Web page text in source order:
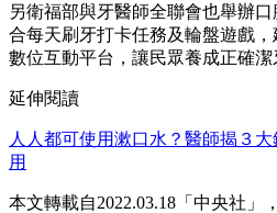
另衛福部與牙醫師全聯會也舉辦
合每天刷牙打卡任務及輪盤遊戲
數位互動平台，讓民眾養成正確潔
延伸閱讀
人人都可使用漱口水？醫師揭３
用
本文轉載自2022.03.18「中央社」